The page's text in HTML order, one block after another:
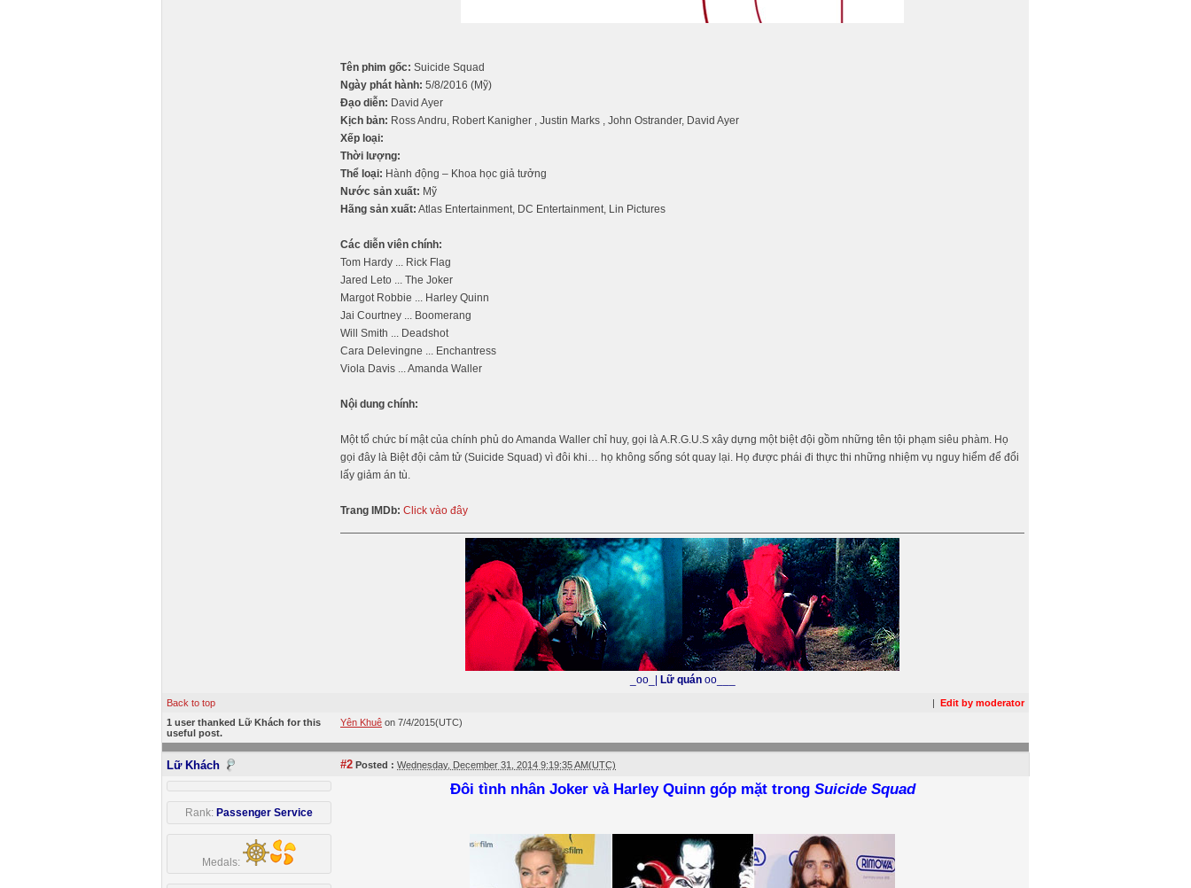
Tên phim gốc: Suicide Squad
Ngày phát hành: 5/8/2016 (Mỹ)
Đạo diễn: David Ayer
Kịch bản: Ross Andru, Robert Kanigher , Justin Marks , John Ostrander, David Ayer
Xếp loại:
Thời lượng:
Thể loại: Hành động – Khoa học giả tưởng
Nước sản xuất: Mỹ
Hãng sản xuất: Atlas Entertainment, DC Entertainment, Lin Pictures
Các diễn viên chính:
Tom Hardy ... Rick Flag
Jared Leto ... The Joker
Margot Robbie ... Harley Quinn
Jai Courtney ... Boomerang
Will Smith ... Deadshot
Cara Delevingne ... Enchantress
Viola Davis ... Amanda Waller
Nội dung chính:
Một tổ chức bí mật của chính phủ do Amanda Waller chỉ huy, gọi là A.R.G.U.S xây dựng một biệt đội gồm những tên tội phạm siêu phàm. Họ
gọi đây là Biệt đội cảm tử (Suicide Squad) vì đôi khi… họ không sống sót quay lại. Họ được phái đi thực thi những nhiệm vụ nguy hiểm để đổi
lấy giảm án tù.
Trang IMDb: Click vào đây
_oo_| Lữ quán oo___
Back to top | Edit by moderator
1 user thanked Lữ Khách for this
useful post.
Yên Khuê on 7/4/2015(UTC)
Lữ Khách #2 Posted : Wednesday, December 31, 2014 9:19:35 AM(UTC)
Rank: Passenger Service
Medals:
Đôi tình nhân Joker và Harley Quinn góp mặt trong Suicide Squad